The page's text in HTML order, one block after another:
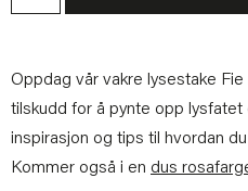
Oppdag vår vakre lysestake
tilskudd for å pynte opp lysfatet
inspirasjon og tips til hvordan
Kommer også i en dus